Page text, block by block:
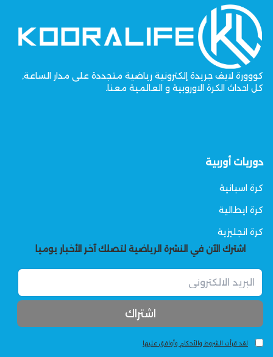
كووورة لايف جريدة إلكترونية رياضية متجددة على مدار الساعة,
كل احداث الكرة الاوروبية و العالمية معنا.
دوريات أوربية
كرة اسبانية
كرة ايطالية
كرة انجليزية
اشترك الآن في النشرة الرياضية لتصلك آخر الأخبار يوميا
لقد قرأت الشروط والأحكام وأوافق عليها